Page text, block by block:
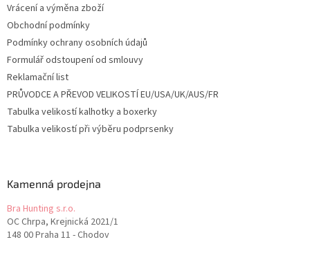
Vrácení a výměna zboží
Obchodní podmínky
Podmínky ochrany osobních údajů
Formulář odstoupení od smlouvy
Reklamační list
PRŮVODCE A PŘEVOD VELIKOSTÍ EU/USA/UK/AUS/FR
Tabulka velikostí kalhotky a boxerky
Tabulka velikostí při výběru podprsenky
Kamenná prodejna
Bra Hunting s.r.o.
OC Chrpa, Krejnická 2021/1
148 00 Praha 11 - Chodov